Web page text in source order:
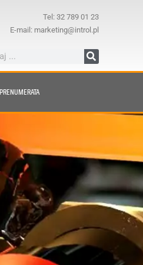
Tel: 32 789 01 23
E-mail: marketing@introl.pl